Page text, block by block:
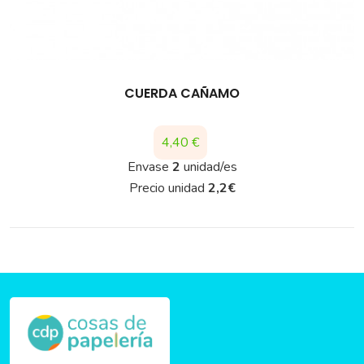
CUERDA CAÑAMO
Precio
4,40 €
Envase 2 unidad/es
Precio unidad 2,2€